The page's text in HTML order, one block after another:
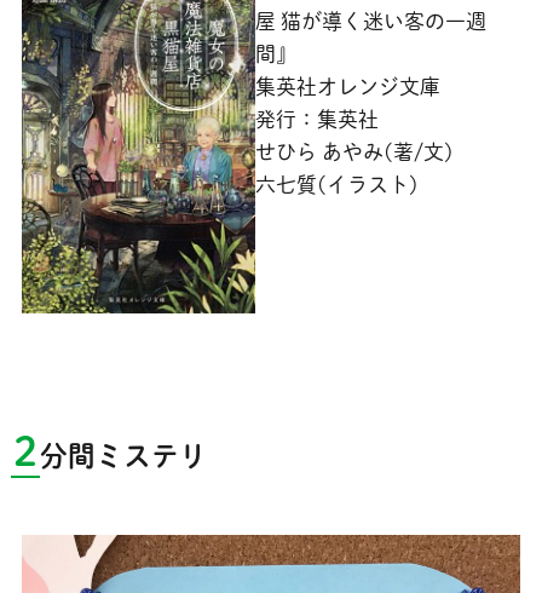
屋 猫が導く迷い客の一週
間』
集英社オレンジ文庫
発行：集英社
せひら あやみ(著/文)
六七質(イラスト)
2 分間ミステリ